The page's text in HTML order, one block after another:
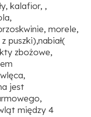
kalafior, ,
morele,
puszki),nabiał(
zbożowe,
jest
między 4